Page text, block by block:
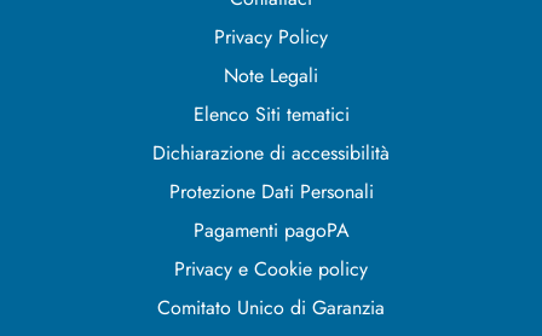
Privacy Policy
Note Legali
Elenco Siti tematici
Dichiarazione di accessibilità
Protezione Dati Personali
Pagamenti pagoPA
Privacy e Cookie policy
Comitato Unico di Garanzia